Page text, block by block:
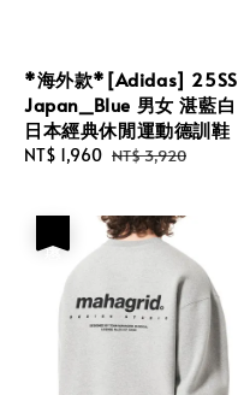
*海外款*[Adidas] 25SS
Japan_Blue 男女 湛藍白
日本經典休閒運動德訓鞋
Sale
NT$ 1,960 Regular
NT$ 3,920